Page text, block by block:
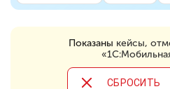
Показаны кейсы,
CБРОСИТЬ